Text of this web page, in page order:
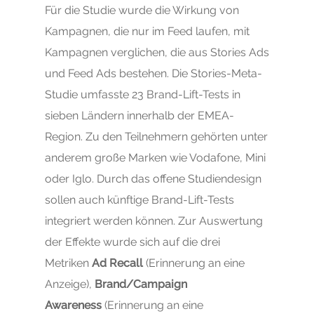
Für die Studie wurde die Wirkung von
Kampagnen, die nur im Feed laufen, mit
Kampagnen verglichen, die aus Stories Ads
und Feed Ads bestehen. Die Stories-Meta-
Studie umfasste 23 Brand-Lift-Tests in
sieben Ländern innerhalb der EMEA-
Region. Zu den Teilnehmern gehörten unter
anderem große Marken wie Vodafone, Mini
oder Iglo. Durch das offene Studiendesign
sollen auch künftige Brand-Lift-Tests
integriert werden können. Zur Auswertung
der Effekte wurde sich auf die drei
Metriken Ad Recall(Erinnerung an eine
Anzeige), Brand/Campaign
Awareness (Erinnerung an eine